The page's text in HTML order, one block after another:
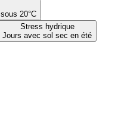
20°C
Stress hydrique
Jours avec sol sec en été